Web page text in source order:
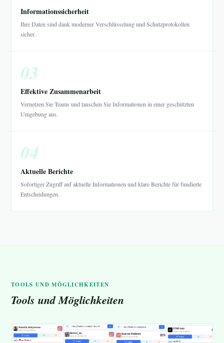
Informationssicherheit
Ihre Daten sind dank moderner Verschlüsselung und Schutzprotokollen
sicher.
03
Effektive Zusammenarbeit
Vernetzen Sie Teams und tauschen Sie Informationen in einer geschützten
Umgebung aus.
04
Aktuelle Berichte
Sofortiger Zugriff auf aktuelle Informationen und klare Berichte für fundierte
Entscheidungen.
TOOLS UND MÖGLICHKEITEN
Tools und Möglichkeiten